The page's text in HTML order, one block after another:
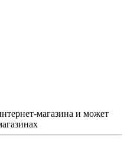
магазина и может